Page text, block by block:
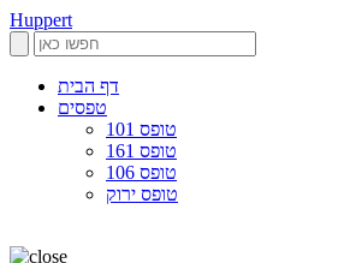
Huppert
דף הבית
טפסים
טופס 101
טופס 161
טופס 106
טופס ירוק